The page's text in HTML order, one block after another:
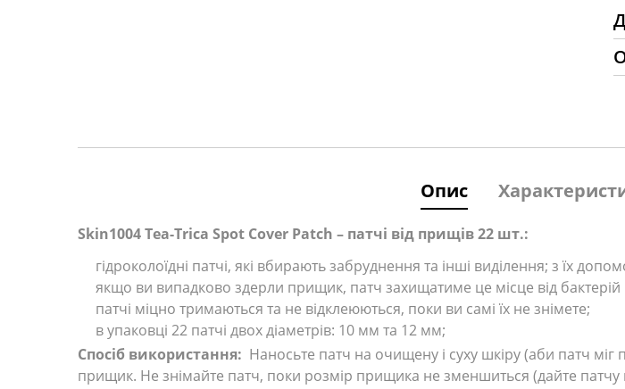
Опис
Skin1004 Tea-Trica Spot Cover Patch – патчі від прищів 22 шт.:
гідроколоїдні патчі, які вбирають забруднення та інші виділення; з їх
якщо ви випадково здерли прищик, патч захищатиме це місце від
патчі міцно тримаються та не відклеюються, поки ви самі їх не знімете;
в упаковці 22 патчі двох діаметрів: 10 мм та 12 мм;
Спосіб використання: Наносьте патч на очищену і суху шкіру (аби патч
прищик. Не знімайте патч, поки розмір прищика не зменшиться (дайте патчу